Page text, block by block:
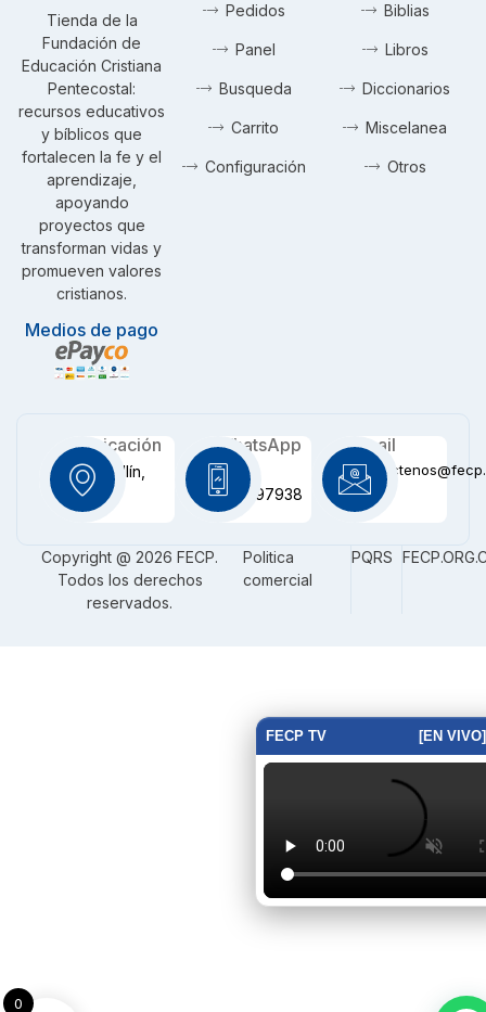
FECP TV [EN VIVO]
Tienda de la
Fundación de
Educación Cristiana
Pentecostal:
recursos educativos
y bíblicos que
fortalecen la fe y el
aprendizaje,
apoyando
proyectos que
transforman vidas y
promueven valores
cristianos.
Medios de pago
Pedidos
Panel
Busqueda
Carrito
Configuración
Biblias
Libros
Diccionarios
Miscelanea
Otros
Ubicación
Medellín,
CO
WhatsApp
+57
3116097938
Email
Copyright @ 2026 FECP.
Todos los derechos
reservados.
Politica
comercial
PQRS
0